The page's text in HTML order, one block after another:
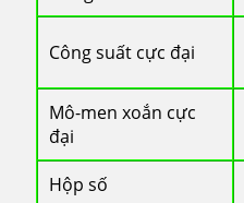
Công suất cực đại
Mô-men xoắn cực
đại
Hộp số